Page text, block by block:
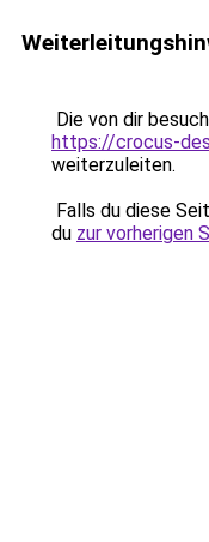
Die von dir
https://crocus-
weiterzuleiten.
Falls du diese
du zur vorherigen